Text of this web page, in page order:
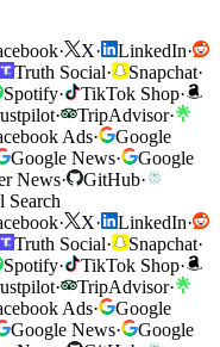
· X· LinkedIn·
Truth Social· Snapchat·
Spotify· TikTok Shop·
· TripAdvisor·
Ads·
Google
Google News·
Google
News· GitHub·
Search
· X· LinkedIn·
Truth Social· Snapchat·
Spotify· TikTok Shop·
· TripAdvisor·
Ads·
Google
Google News·
Google